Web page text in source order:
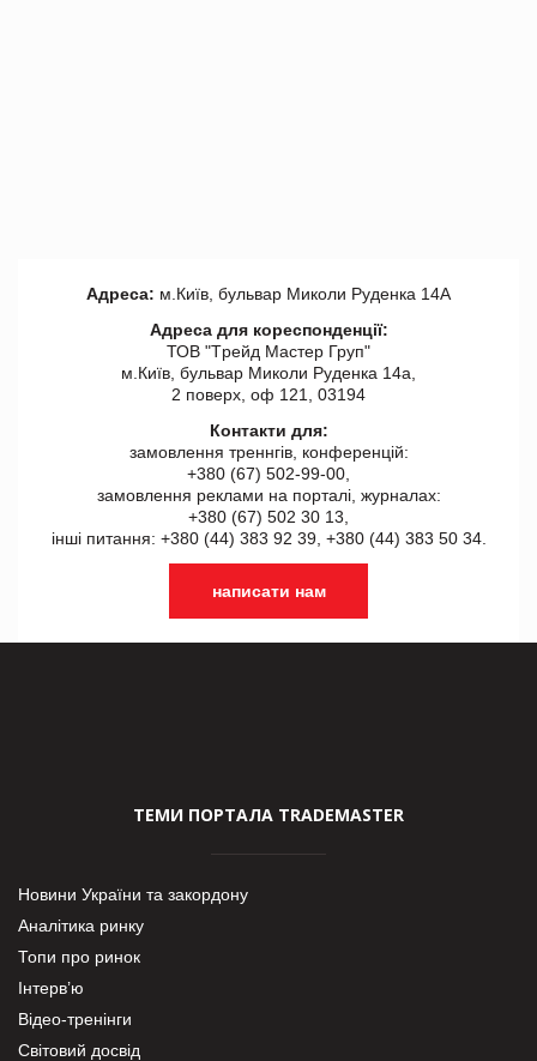
Адреса: м.Київ, бульвар Миколи Руденка 14А
Адреса для кореспонденції:
ТОВ "Tрейд Мастер Груп"
м.Київ, бульвар Миколи Руденка 14а,
2 поверх, оф 121, 03194
Контакти для:
замовлення треннгів, конференцій:
+380 (67) 502-99-00,
замовлення реклами на порталі, журналах:
+380 (67) 502 30 13,
інші питання: +380 (44) 383 92 39, +380 (44) 383 50 34.
написати нам
ТЕМИ ПОРТАЛА TRADEMASTER
Новини України та закордону
Аналітика ринку
Топи про ринок
Інтерв’ю
Відео-тренінги
Світовий досвід